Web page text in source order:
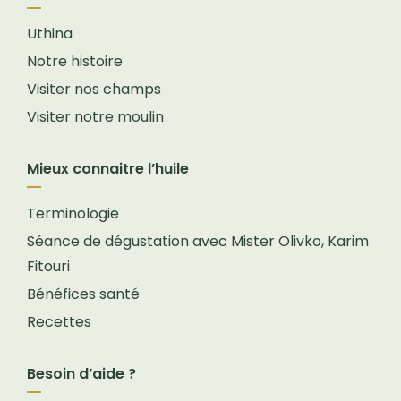
Uthina
Notre histoire
Visiter nos champs
Visiter notre moulin
Mieux connaitre l’huile
Terminologie
Séance de dégustation avec Mister Olivko, Karim
Fitouri
Bénéfices santé
Recettes
Besoin d’aide ?